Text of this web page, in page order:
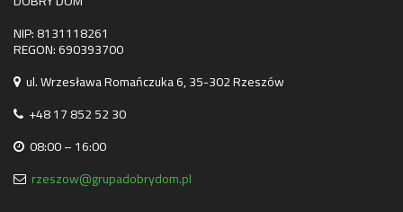
NIP: 8131118261
REGON: 690393700
ul. Wrzesława Romańczuka 6, 35-302 Rzeszów
+48 17 852 52 30
08:00 – 16:00
rzeszow@grupadobrydom.pl